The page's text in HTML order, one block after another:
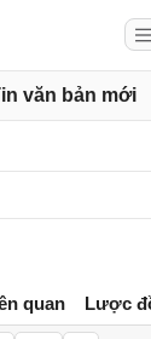
văn bản mới
quan Lược